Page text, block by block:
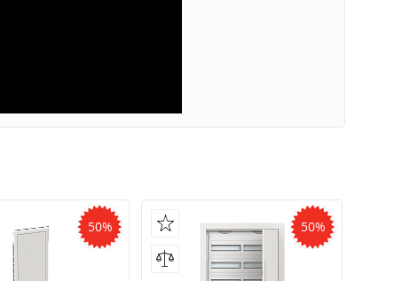
50% 50%